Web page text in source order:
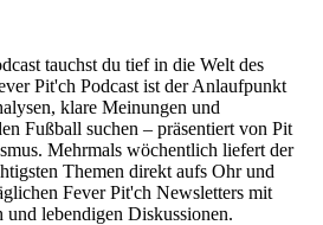
tauchst du tief in die Welt des
Pit'ch Podcast ist der Anlaufpunkt
klare Meinungen und
Fußball suchen – präsentiert von Pit
Mehrmals wöchentlich liefert der
Themen direkt aufs Ohr und
Fever Pit'ch Newsletters mit
und lebendigen Diskussionen.